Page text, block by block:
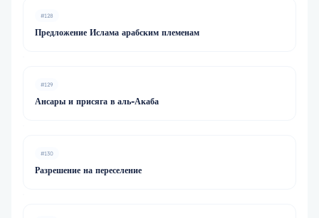
#128
Предложение Ислама арабским племенам
#129
Ансары и присяга в аль-Акаба
#130
Разрешение на переселение